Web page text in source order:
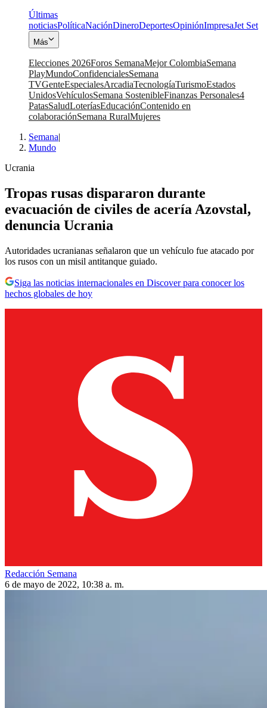
Últimas
noticiasPolíticaNaciónDineroDeportesOpiniónImpresaJet Set
Más
Elecciones 2026Foros SemanaMejor ColombiaSemana
PlayMundoConfidencialesSemana
TVGenteEspecialesArcadiaTecnologíaTurismoEstados
UnidosVehículosSemana SostenibleFinanzas Personales4
PatasSaludLoteríasEducaciónContenido en
colaboraciónSemana RuralMujeres
Semana|
Mundo
Ucrania
Tropas rusas dispararon durante
evacuación de civiles de acería Azovstal,
denuncia Ucrania
Autoridades ucranianas señalaron que un vehículo fue atacado por
los rusos con un misil antitanque guiado.
Siga las noticias internacionales en Discover para conocer los
hechos globales de hoy
Redacción Semana
6 de mayo de 2022, 10:38 a. m.